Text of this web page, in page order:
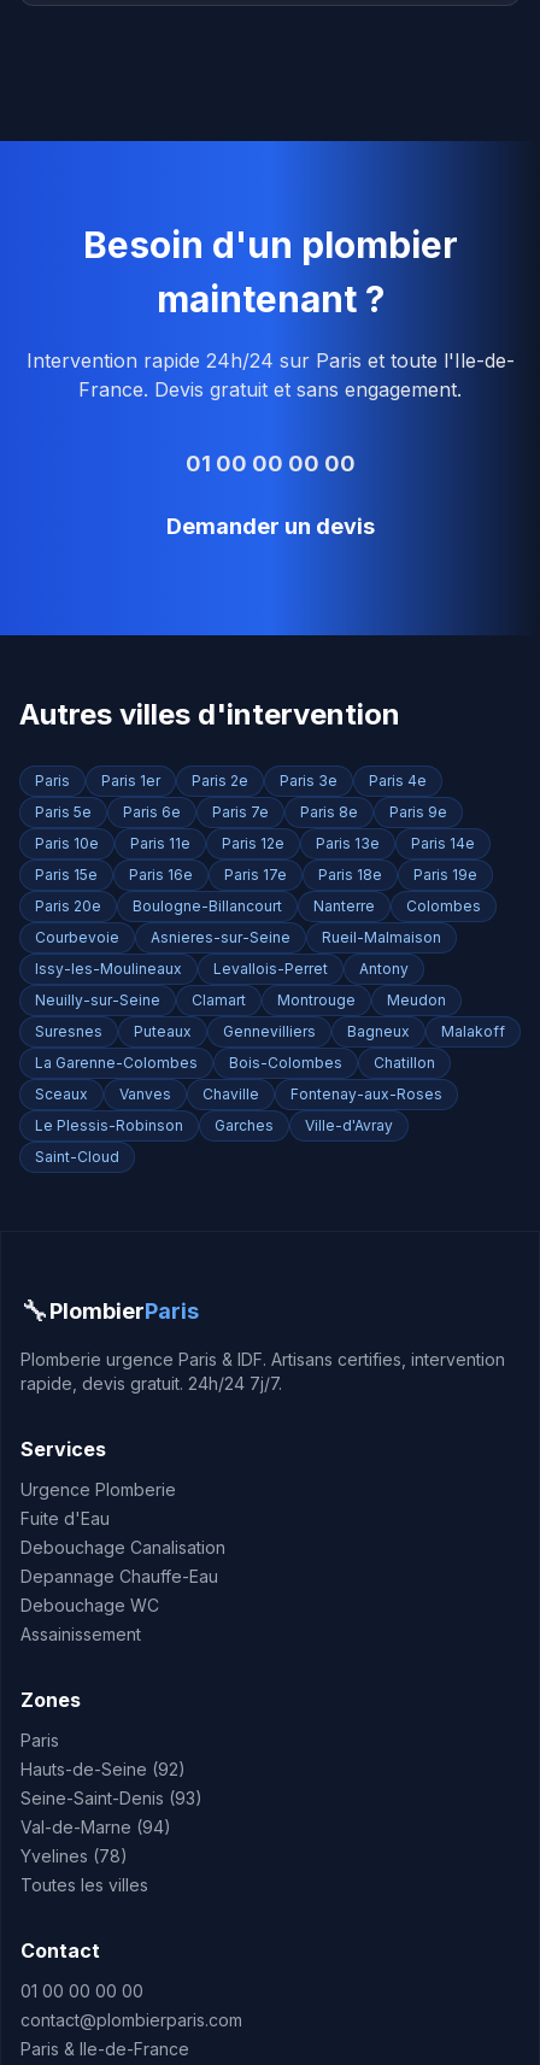
Besoin d'un plombier
maintenant ?
Intervention rapide 24h/24 sur Paris et toute l'Ile-de-
France. Devis gratuit et sans engagement.
01 00 00 00 00
Demander un devis
Autres villes d'intervention
Paris Paris 1er Paris 2e Paris 3e
Paris 4e
Paris 5e
Paris 6e Paris 7e Paris 8e
Paris 9e
Paris 10e
Paris 11e Paris 12e Paris 13e
Paris 14e
Paris 15e
Paris 16e Paris 17e Paris 18e
Paris 19e
Paris 20e
Boulogne-Billancourt Nanterre
Colombes
Courbevoie
Asnieres-sur-Seine
Rueil-Malmaison
Issy-les-Moulineaux
Levallois-Perret
Antony
Neuilly-sur-Seine
Clamart Montrouge
Meudon
Suresnes
Puteaux Gennevilliers Bagneux
Malakoff
La Garenne-Colombes
Bois-Colombes
Chatillon
Sceaux
Vanves Chaville
Fontenay-aux-Roses
Le Plessis-Robinson
Garches
Ville-d'Avray
Saint-Cloud
🔧PlombierParis
Plomberie urgence Paris & IDF. Artisans certifies, intervention
rapide, devis gratuit. 24h/24 7j/7.
Services
Urgence Plomberie
Fuite d'Eau
Debouchage Canalisation
Depannage Chauffe-Eau
Debouchage WC
Assainissement
Zones
Paris
Hauts-de-Seine (92)
Seine-Saint-Denis (93)
Val-de-Marne (94)
Yvelines (78)
Toutes les villes
Contact
01 00 00 00 00
contact@plombierparis.com
Paris & Ile-de-France